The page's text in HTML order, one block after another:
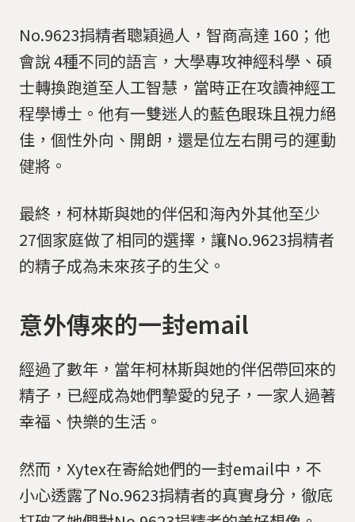
No.9623捐精者聰穎過人，智商高達 160；他
會說 4種不同的語言，大學專攻神經科學、碩
士轉換跑道至人工智慧，當時正在攻讀神經工
程學博士。他有一雙迷人的藍色眼珠且視力絕
佳，個性外向、開朗，還是位左右開弓的運動
健將。
最終，柯林斯與她的伴侶和海內外其他至少
27個家庭做了相同的選擇，讓No.9623捐精者
的精子成為未來孩子的生父。
意外傳來的一封email
經過了數年，當年柯林斯與她的伴侶帶回來的
精子，已經成為她們摯愛的兒子，一家人過著
幸福、快樂的生活。
然而，Xytex在寄給她們的一封email中，不
小心透露了No.9623捐精者的真實身分，徹底